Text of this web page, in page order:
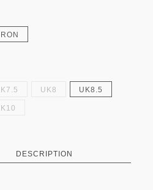
UK8 UK8.5
DESCRIPTION